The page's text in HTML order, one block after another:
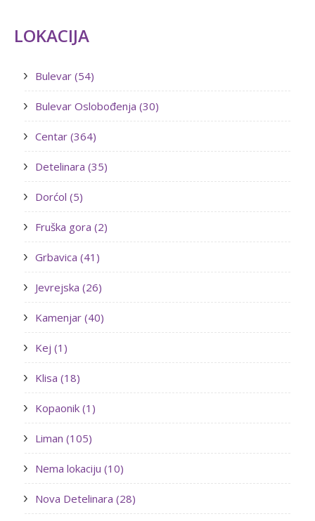
LOKACIJA
Bulevar (54)
Bulevar Oslobođenja (30)
Centar (364)
Detelinara (35)
Dorćol (5)
Fruška gora (2)
Grbavica (41)
Jevrejska (26)
Kamenjar (40)
Kej (1)
Klisa (18)
Kopaonik (1)
Liman (105)
Nema lokaciju (10)
Nova Detelinara (28)